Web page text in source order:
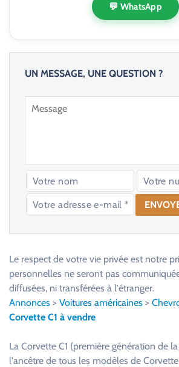
💬 WhatsApp
UN MESSAGE, UNE QUESTION ?
l
a
Le respect de votre vie privée est notre
personnelles ne seront pas
diffusées, ni transférées à l'étranger.
Annonces > Voitures américaines >
Corvette C1 à vendre
La Corvette C1 (première génération de
l'ancêtre de tous les modèles de